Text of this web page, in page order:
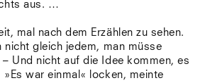
aus. …
mal nach dem Erzählen zu sehen.
nicht gleich jedem, man müsse
Und nicht auf die Idee kommen, es
»Es war einmal« locken, meinte